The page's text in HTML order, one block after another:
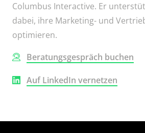
Columbus Interactive. Er
dabei, ihre Marketing- und
optimieren.
Beratungsgespräch buchen
Auf LinkedIn vernetzen